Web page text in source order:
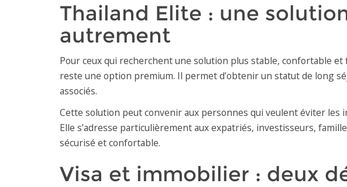
Thailand Elite : une
autrement
Pour ceux qui recherchent une solution plus stable, confortable
reste une option premium. Il permet d’obtenir un statut de long
associés.
Cette solution peut convenir aux personnes qui veulent éviter
Elle s’adresse particulièrement aux expatriés, investisseurs,
sécurisé et confortable.
Visa et immobilier : deux